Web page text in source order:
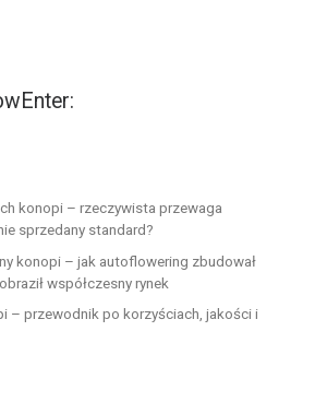
konopi – rzeczywista przewaga
sprzedany standard?
konopi – jak autoflowering zbudował
współczesny rynek
– przewodnik po korzyściach, jakości i